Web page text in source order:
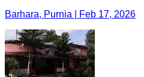
Barhara, Purnia | Feb 17, 2026